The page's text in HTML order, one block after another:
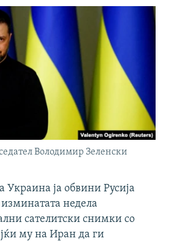
Володимир Зеленски
Украина ја обвини Русија
недела
сателитски снимки со
му на Иран да ги